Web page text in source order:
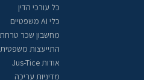
כל עורכי הדין
כלי AI משפטיים
מחשבון שכר טרחת
התייעצות משפטית
אודות Jus-Tice
מדיניות עריכה